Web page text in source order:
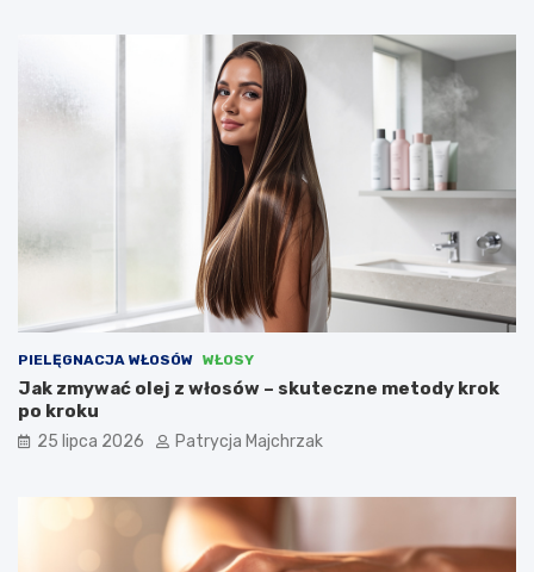
PIELĘGNACJA WŁOSÓW WŁOSY
Jak zmywać olej z włosów – skuteczne metody krok
po kroku
25 lipca 2026 Patrycja Majchrzak